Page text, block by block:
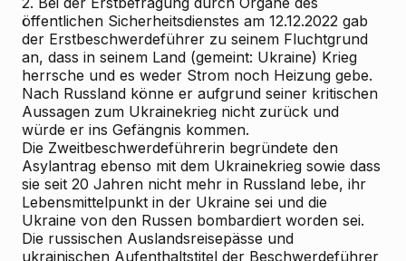
öffentlichen Sicherheitsdienstes am 12.12.2022 gab
der Erstbeschwerdeführer zu seinem Fluchtgrund
an, dass in seinem Land (gemeint: Ukraine) Krieg
herrsche und es weder Strom noch Heizung gebe.
Nach Russland könne er aufgrund seiner kritischen
Aussagen zum Ukrainekrieg nicht zurück und
würde er ins Gefängnis kommen.
Die Zweitbeschwerdeführerin begründete den
Asylantrag ebenso mit dem Ukrainekrieg sowie dass
sie seit 20 Jahren nicht mehr in Russland lebe, ihr
Lebensmittelpunkt in der Ukraine sei und die
Ukraine von den Russen bombardiert worden sei.
Die russischen Auslandsreisepässe und
ukrainischen Aufenthaltstitel der Beschwerdeführer